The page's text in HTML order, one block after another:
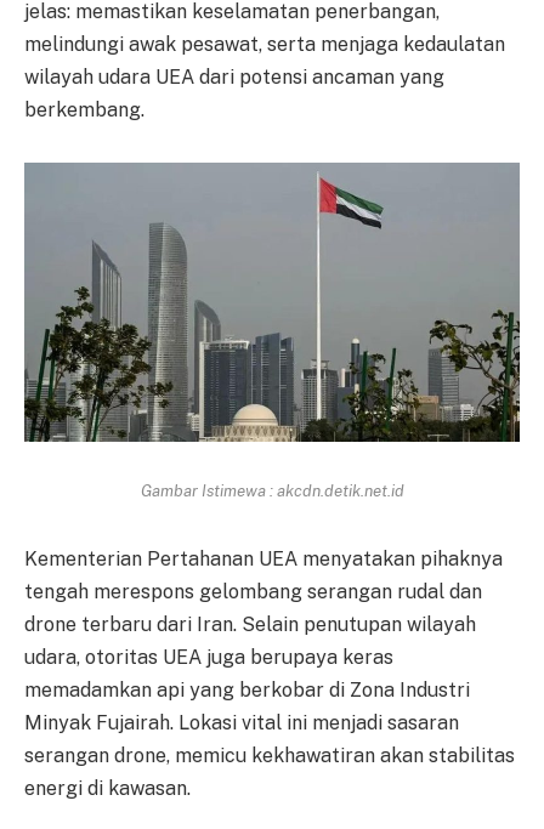
jelas: memastikan keselamatan penerbangan,
melindungi awak pesawat, serta menjaga kedaulatan
wilayah udara UEA dari potensi ancaman yang
berkembang.
Gambar Istimewa : akcdn.detik.net.id
Kementerian Pertahanan UEA menyatakan pihaknya
tengah merespons gelombang serangan rudal dan
drone terbaru dari Iran. Selain penutupan wilayah
udara, otoritas UEA juga berupaya keras
memadamkan api yang berkobar di Zona Industri
Minyak Fujairah. Lokasi vital ini menjadi sasaran
serangan drone, memicu kekhawatiran akan stabilitas
energi di kawasan.